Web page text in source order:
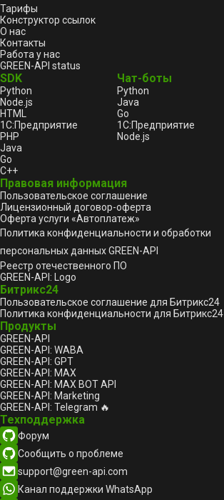
Тарифы
Конструктор ссылок
О нас
Контакты
Работа у нас
GREEN-API status
SDK
Python
Node.js
HTML
1С:Предприятие
PHP
Java
Go
C++
Чат-боты
Python
Java
Go
1С:Предприятие
Node.js
Правовая информация
Пользовательское соглашение
Лицензионный договор-оферта
Оферта услуги «Автоплатеж»
Политика конфиденциальности и обработки
персональных данных GREEN-API
Реестр отечественного ПО
GREEN-API: Logo
Битрикс24
Пользовательское соглашение для Битрикс24
Политика конфиденциальности для Битрикс24
Продукты
GREEN-API
GREEN-API: WABA
GREEN-API: GPT
GREEN-API: MAX
GREEN-API: MAX BOT API
GREEN-API: Marketing
GREEN-API: Telegram 🔥
Техподдержка
Форум
Сообщить о проблеме
support@green-api.com
Канал поддержки WhatsApp